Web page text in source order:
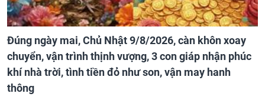
Đúng ngày mai, Chủ Nhật 9/8/2026, càn khôn xoay
chuyển, vận trình thịnh vượng, 3 con giáp nhận phúc
khí nhà trời, tình tiền đỏ như son, vận may hanh
thông